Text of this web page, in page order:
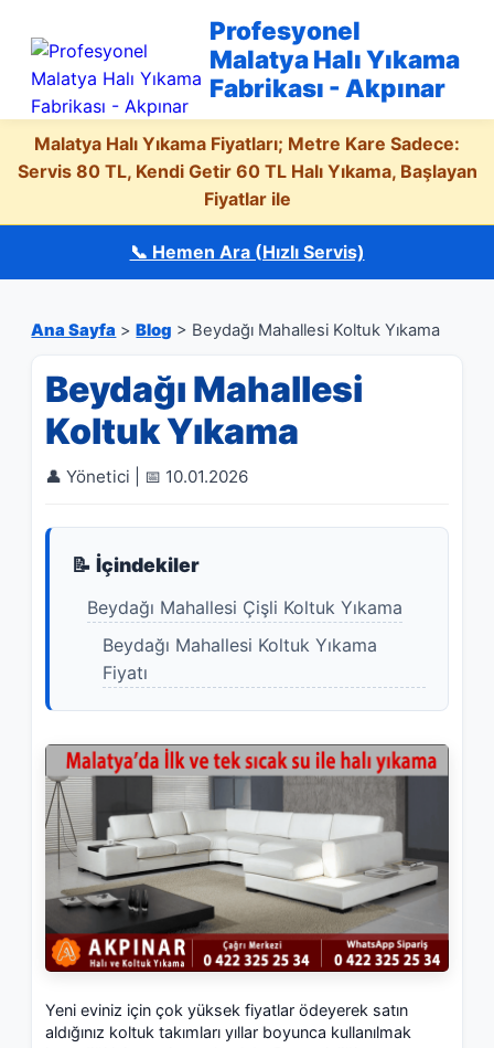
Profesyonel
Malatya Halı Yıkama
Fabrikası - Akpınar
Malatya Halı Yıkama Fiyatları; Metre Kare Sadece:
Servis 80 TL, Kendi Getir 60 TL Halı Yıkama, Başlayan
Fiyatlar ile
📞 Hemen Ara (Hızlı Servis)
Ana Sayfa >Blog > Beydağı Mahallesi Koltuk Yıkama
Beydağı Mahallesi
Koltuk Yıkama
👤 Yönetici | 📅 10.01.2026
📝 İçindekiler
Beydağı Mahallesi Çişli Koltuk Yıkama
Beydağı Mahallesi Koltuk Yıkama
Fiyatı
Yeni eviniz için çok yüksek fiyatlar ödeyerek satın
aldığınız koltuk takımları yıllar boyunca kullanılmak